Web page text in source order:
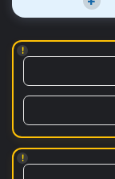
!
!